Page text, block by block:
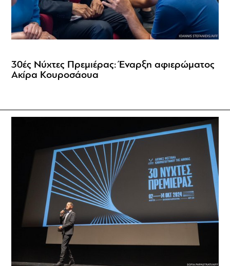
30ές Νύχτες Πρεμιέρας: Έναρξη αφιερώματος
Ακίρα Κουροσάουα